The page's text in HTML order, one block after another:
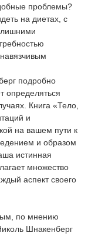
проблемы?
на диетах, с
подробно
определяться
Книга «Тело,
и
на вашем пути к
и образом
истинная
множество
аспект своего
по мнению
Шнакенберг